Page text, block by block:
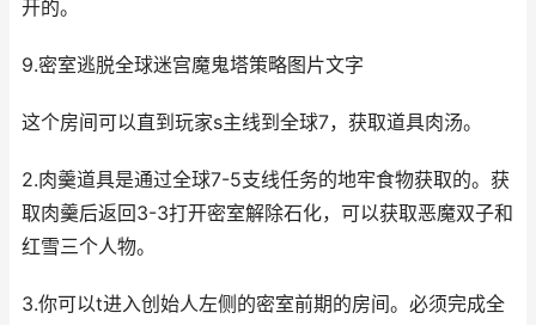
开的。
9.密室逃脱全球迷宫魔鬼塔策略图片文字
这个房间可以直到玩家s主线到全球7，获取道具肉汤。
2.肉羹道具是通过全球7-5支线任务的地牢食物获取的。获
取肉羹后返回3-3打开密室解除石化，可以获取恶魔双子和
红雪三个人物。
3.你可以t进入创始人左侧的密室前期的房间。必须完成全